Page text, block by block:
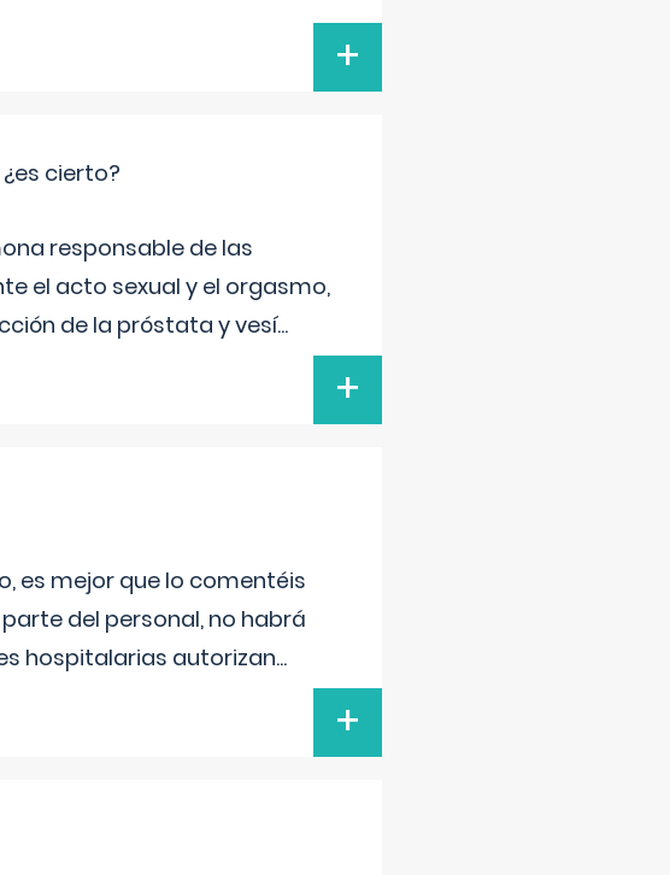
+
cierto?
responsable de las
el acto sexual y el orgasmo,
de la próstata y vesí...
+
es mejor que lo comentéis
del personal, no habrá
hospitalarias autorizan...
+